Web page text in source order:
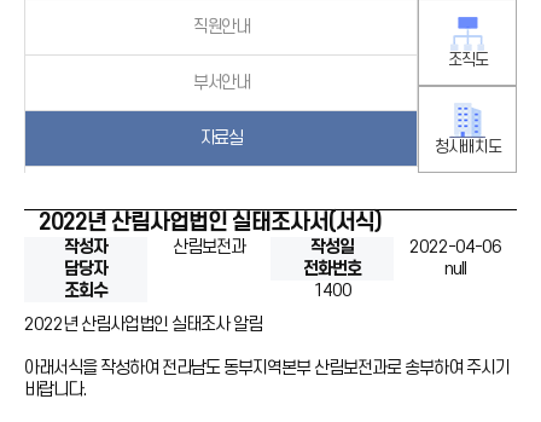
직원안내
부서안내
자료실
조직도
청사배치도
2022년 산림사업법인 실태조사서(서식)
작성자 산림보전과 작성일
2022-04-06
담당자
전화번호
null
조회수
1400
2022년 산림사업법인 실태조사 알림
아래서식을 작성하여 전라남도 동부지역본부 산림보전과로 송부하여 주시기
바랍니다.